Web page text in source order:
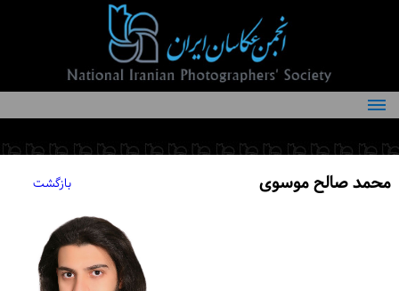
درباره انجمن
کمیته‌های انجمن
اعضاء انجمنمحمد صالح موسوی بازگشت